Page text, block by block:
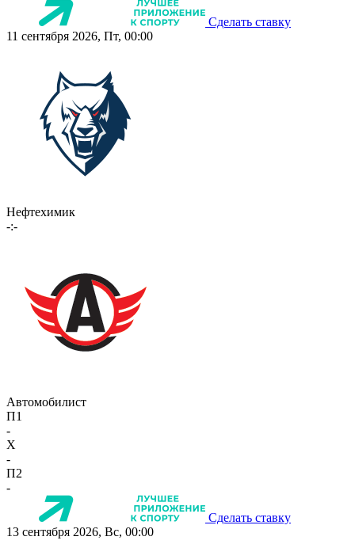
Сделать ставку
11 сентября 2026, Пт, 00:00
Нефтехимик
-:-
Автомобилист
П1
-
X
-
П2
-
Сделать ставку
13 сентября 2026, Вс, 00:00